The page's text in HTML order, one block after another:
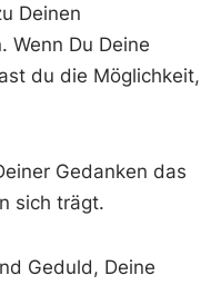
Deinen
Wenn Du Deine
du die Möglichkeit,
Gedanken das
sich trägt.
Geduld, Deine